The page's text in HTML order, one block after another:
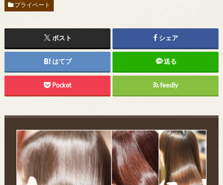
プライベート
ポスト シェア
はてブ 送る
Pocket feedly